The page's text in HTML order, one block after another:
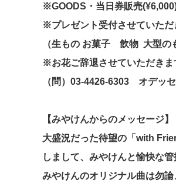
※GOODS・当日券販売(
※プレゼント受付させていただ
（生もの お菓子 飲物 大型の
※お花ご辞退させていただき
（問）03-4426-6303 オデッ
【みやけんからのメッセージ】
大盛況だった待望の「with
しまして、みやけんと愉快な
みやけんのオリジナル曲は勿